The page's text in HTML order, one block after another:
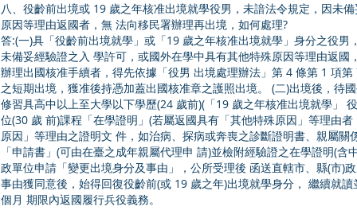
八、役齡前出境或 19 歲之年核准出境就學役男，未諳法令規定，因未
原因等理由返國者，無 法向移民署辦理再出境，如何處理?
答:(一)具「役齡前出境就學」或「19 歲之年核准出境就學」身分之役
未備妥經驗證之入 學許可，或國外在學中具有其他特殊原因等理由返
辦理出國核准手續者，得先依據「役男 出境處理辦法」第 4 條第 1 項
之短期出境，獲准後持憑加蓋出國核准章之護照出境。 (二)出境後，待
修習具高中以上至大學以下學歷(24 歲前)(「19 歲之年核准出境就學」
位(30 歲 前)課程「在學證明」(若屬返國具有「其他特殊原因」等理由
原因」等理由之證明文 件，如治病、探病或奔喪之診斷證明書、親屬
「申請書」(可由在臺之成年親屬代理申 請)並檢附經驗證之在學證明(
政單位申請「變更出境身分及事由」，公所受理後 函送直轄市、縣(市)
事由獲同意後，始得回復役齡前(或 19 歲之年)出境就學身分， 繼續就
個月 期限內返國履行兵役義務。